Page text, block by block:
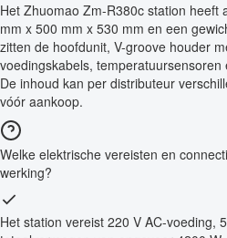
Het Zhuomao Zm-R380c station heeft
mm x 500 mm x 530 mm en een
zitten de hoofdunit, V-groove houder
voedingskabels,
De inhoud kan per distributeur
vóór aankoop.
Welke elektrische vereisten en
werking?
Het station vereist 220 V AC-voeding,